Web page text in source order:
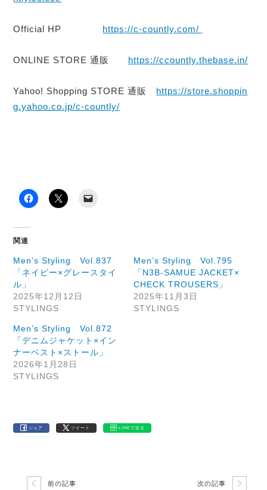
Official HP https://c-countly.com/
ONLINE STORE 通販 https://ccountly.thebase.in/
Yahoo! Shopping STORE 通販 https://store.shoppin
g.yahoo.co.jp/c-countly/
関連
Men’s Styling Vol.837
「ネイビー×グレースタイ
ル」
2025年12月12日
STYLINGS
Men’s Styling Vol.795
「N3B-SAMUE JACKET×
CHECK TROUSERS」
2025年11月3日
STYLINGS
Men’s Styling Vol.872
「デニムジャケット×イン
ナーベスト×ストール」
2026年1月28日
STYLINGS
シェア ツイート LINEで送る
前の記事 次の記事